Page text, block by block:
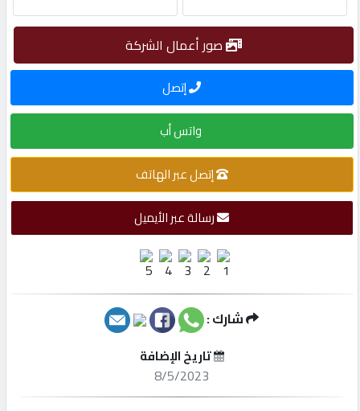
الأقسام
مميزة
إبحث
بنا
إعلانات
صور أعمال الشركة
إتصل
واتس أب
إتصل عبر الهاتف
رسالة عبر الأيميل
شارك :
تاريخ الإضافة
8/5/2023